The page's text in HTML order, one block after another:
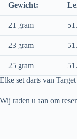
Gewicht:
21 gram
23 gram
25 gram
Elke set darts van
Wij raden u aan om